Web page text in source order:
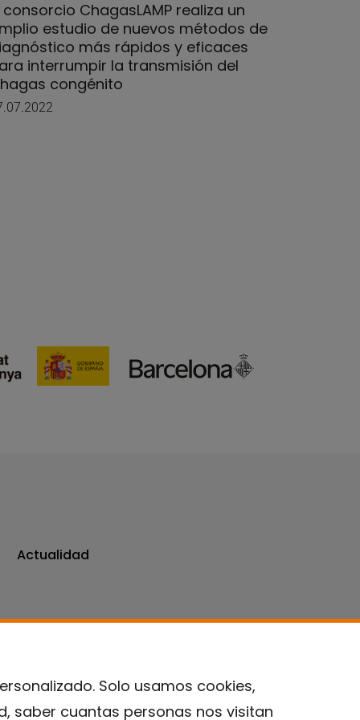
consorcio ChagasLAMP realiza un
estudio de nuevos métodos de
más rápidos y eficaces
interrumpir la transmisión del
congénito
Solo usamos cookies,
saber cuantas personas nos visitan
Actualidad